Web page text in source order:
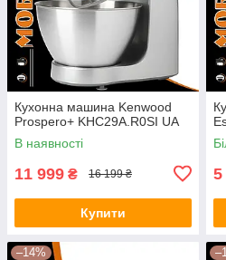
Кухонна машина Kenwood
Prospero+ KHC29A.R0SI UA
В наявності
11 999 ₴ 16 199 ₴
Купити
5
–14%